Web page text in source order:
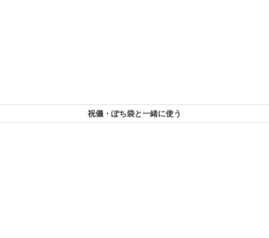
祝儀・ぽち袋と一緒に使う